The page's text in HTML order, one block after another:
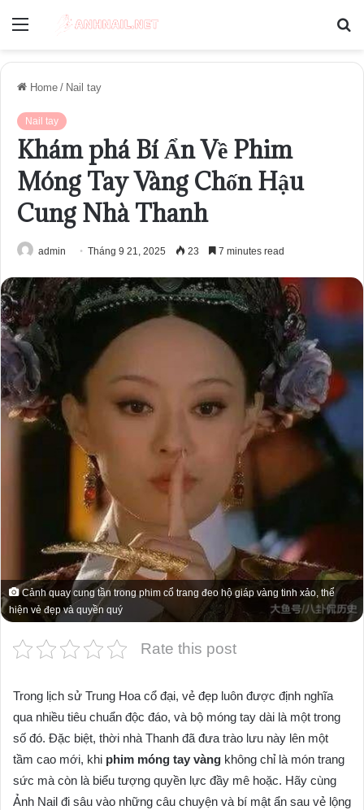
Menu
Home / Nail tay
Nail tay
Khám phá Bí Ẩn Về Phim
Móng Tay Vàng Chốn Hậu
Cung Nhà Thanh
admin Tháng 9 21, 2025 23 7 minutes read
Cảnh quay cung tần trong phim cổ trang đeo hộ giáp vàng tinh xảo, thể
hiện vẻ đẹp và quyền quý
Rate this post
Trong lịch sử Trung Hoa cổ đại, vẻ đẹp luôn được định nghĩa
qua nhiều tiêu chuẩn độc đáo, và bộ móng tay dài là một trong
số đó. Đặc biệt, thời nhà Thanh đã đưa trào lưu này lên một
tầm cao mới, khi phim móng tay vàng không chỉ là món trang
sức mà còn là biểu tượng quyền lực đầy mê hoặc. Hãy cùng
Ảnh Nail đi sâu vào những câu chuyện và bí mật ẩn sau vẻ lộng